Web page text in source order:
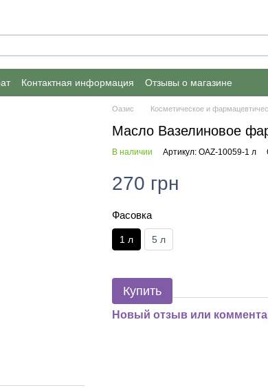
Контактная информация
Отзывы о магазине
Оазис Косметическое и
Масло Вазелиновое
В наличии Артикул: OAZ-10059-1 л
270 грн
Фасовка
1 л 5 л
Купить
Новый отзыв или